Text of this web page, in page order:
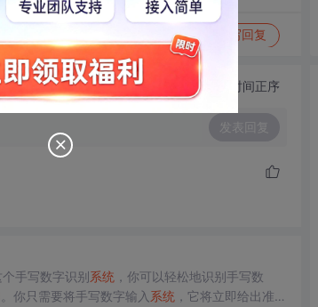
写回复
切换为时间正序
发表回复
手写数字识别系统 ，你可以轻松地识别手写数
。你只需要将手写数字输入 系统 ，它将立即给出准确